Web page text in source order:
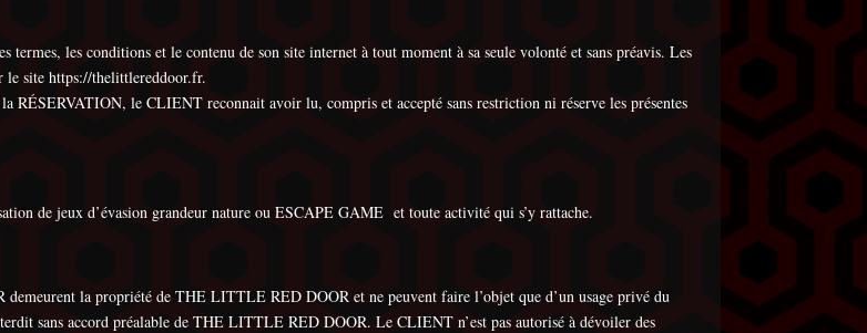
les conditions et le contenu de son site internet à tout moment à sa seule volonté et sans préavis. Les
le site https://thelittlereddoor.fr.
RÉSERVATION, le CLIENT reconnait avoir lu, compris et accepté sans restriction ni réserve les présentes
de jeux d’évasion grandeur nature ou ESCAPE GAME et toute activité qui s’y rattache.
la propriété de THE LITTLE RED DOOR et ne peuvent faire l’objet que d’un usage privé du
sans accord préalable de THE LITTLE RED DOOR. Le CLIENT n’est pas autorisé à dévoiler des